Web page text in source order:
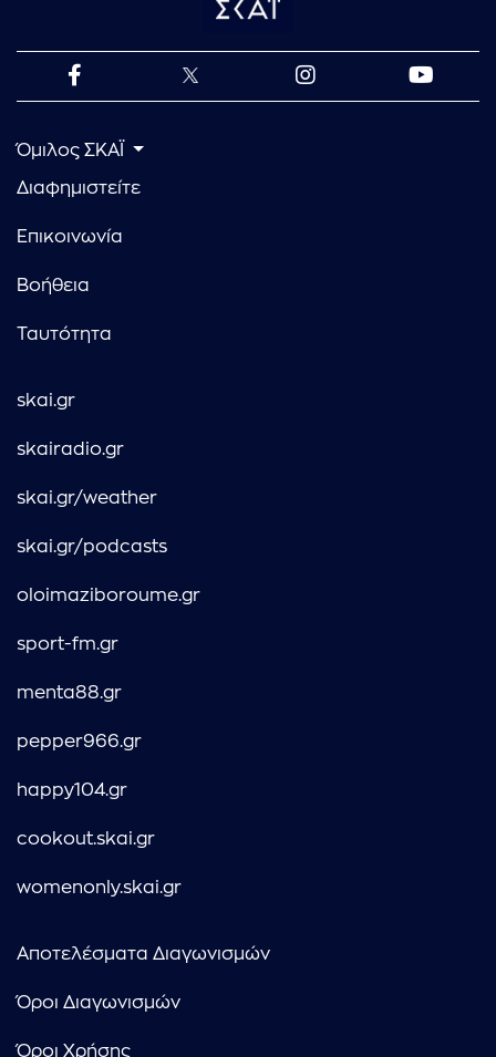
Όμιλος ΣΚΑΪ
Διαφημιστείτε
Επικοινωνία
Βοήθεια
Ταυτότητα
skai.gr
skairadio.gr
skai.gr/weather
skai.gr/podcasts
oloimaziboroume.gr
sport-fm.gr
menta88.gr
pepper966.gr
happy104.gr
cookout.skai.gr
womenonly.skai.gr
Αποτελέσματα Διαγωνισμών
Όροι Διαγωνισμών
Όροι Χρήσης